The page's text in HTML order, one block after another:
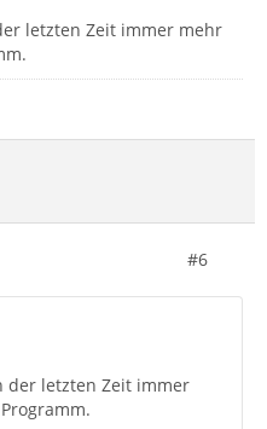
letzten Zeit immer mehr
#6
der letzten Zeit immer